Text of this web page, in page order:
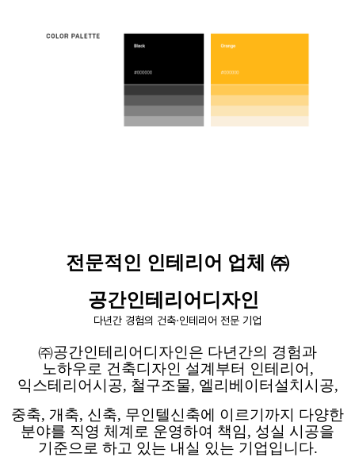
전문적인 인테리어 업체 ㈜
공간인테리어디자인
다년간 경험의 건축·인테리어 전문 기업
㈜공간인테리어디자인은 다년간의 경험과
노하우로 건축디자인 설계부터 인테리어 ,
익스테리어시공, 철구조물, 엘리베이터설치시공,
중축, 개축, 신축, 무인텔신축에 이르기까지 다양한
분야를 직영 체계로 운영하여 책임, 성실 시공을
기준으로 하고 있는 내실 있는 기업입니다.